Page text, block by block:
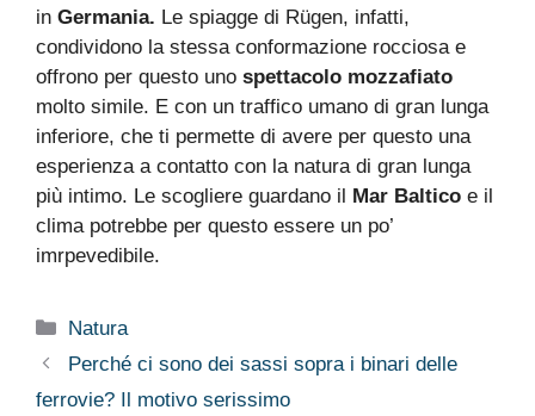
in Germania. Le spiagge di Rügen, infatti,
condividono la stessa conformazione rocciosa e
offrono per questo uno spettacolo mozzafiato
molto simile. E con un traffico umano di gran lunga
inferiore, che ti permette di avere per questo una
esperienza a contatto con la natura di gran lunga
più intimo. Le scogliere guardano il Mar Baltico e il
clima potrebbe per questo essere un po’
imrpevedibile.
Categorie
Natura
Perché ci sono dei sassi sopra i binari delle
ferrovie? Il motivo serissimo